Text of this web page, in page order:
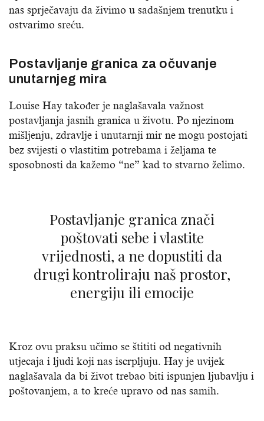
nas sprječavaju da živimo u sadašnjem trenutku i
ostvarimo sreću.
Postavljanje granica za očuvanje
unutarnjeg mira
Louise Hay također je naglašavala važnost
postavljanja jasnih granica u životu. Po njezinom
mišljenju, zdravlje i unutarnji mir ne mogu postojati
bez svijesti o vlastitim potrebama i željama te
sposobnosti da kažemo “ne” kad to stvarno želimo.
Postavljanje granica znači
poštovati sebe i vlastite
vrijednosti, a ne dopustiti da
drugi kontroliraju naš prostor,
energiju ili emocije
Kroz ovu praksu učimo se štititi od negativnih
utjecaja i ljudi koji nas iscrpljuju. Hay je uvijek
naglašavala da bi život trebao biti ispunjen ljubavlju i
poštovanjem, a to kreće upravo od nas samih.